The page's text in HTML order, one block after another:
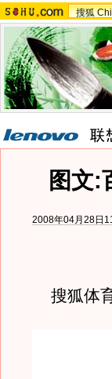
搜狐
图文:
2008年04月28日
搜狐体